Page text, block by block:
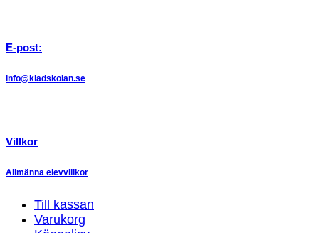
E-post:
info@kladskolan.se
Villkor
Allmänna elevvillkor
Till kassan
Varukorg